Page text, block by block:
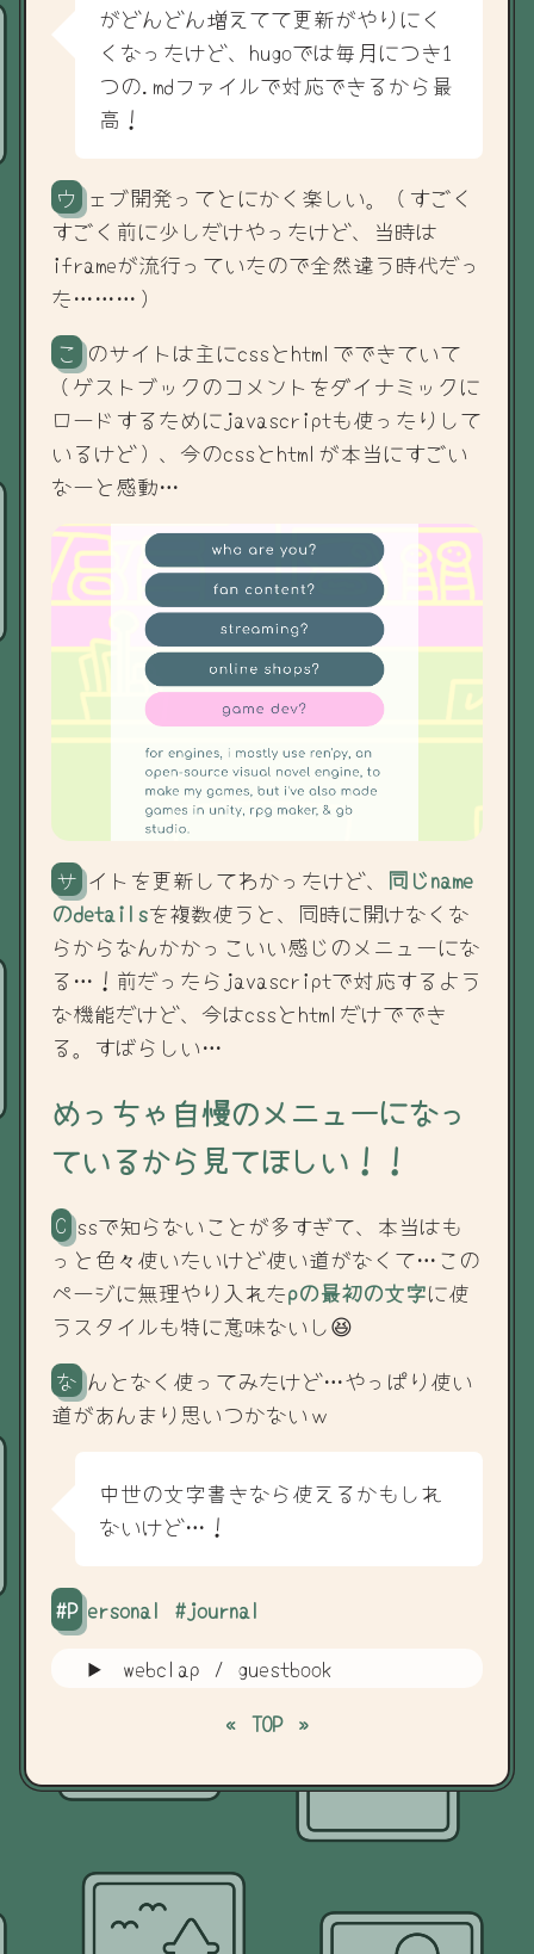
がどんどん増えてて更新がやりにく
くなったけど、hugoでは毎月につき1
つの.mdファイルで対応できるから最
高！
ウェブ開発ってとにかく楽しい。（すごく
すごく前に少しだけやったけど、当時は
iframeが流行っていたので全然違う時代だっ
た………）
このサイトは主にcssとhtmlでできていて
（ゲストブックのコメントをダイナミックに
ロードするためにjavascriptも使ったりして
いるけど）、今のcssとhtmlが本当にすごい
なーと感動…
サイトを更新してわかったけど、 同じname
のdetailsを複数使うと、同時に開けなくな
らからなんかかっこいい感じのメニューにな
る…！前だったらjavascriptで対応するよう
な機能だけど、今はcssとhtmlだけででき
る。すばらしい…
めっちゃ自慢のメニューになっ
ているから見てほしい！！
cssで知らないことが多すぎて、本当はも
っと色々使いたいけど使い道がなくて…この
ページに無理やり入れたpの最初の文字に使
うスタイルも特に意味ないし😆
なんとなく使ってみたけど…やっぱり使い
道があんまり思いつかないｗ
中世の文字書きなら使えるかもしれ
ないけど…！
#personal #journal
webclap / guestbook
« TOP »